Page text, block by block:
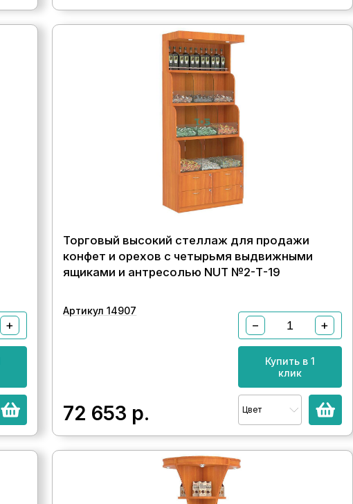
+
Торговый высокий стеллаж для продажи
конфет и орехов с четырьмя выдвижными
ящиками и антресолью NUT №2-Т-19
Артикул 14907
72 653 р.
− +
Купить в 1
клик
Цвет